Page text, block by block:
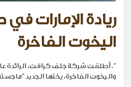
ريادة الإمارات
اليخوت الفاخرة
". أطلقت شركة جلف كرافت، الرائدة
واليخوت الفاخرة، يختها الجديد "ماجستي